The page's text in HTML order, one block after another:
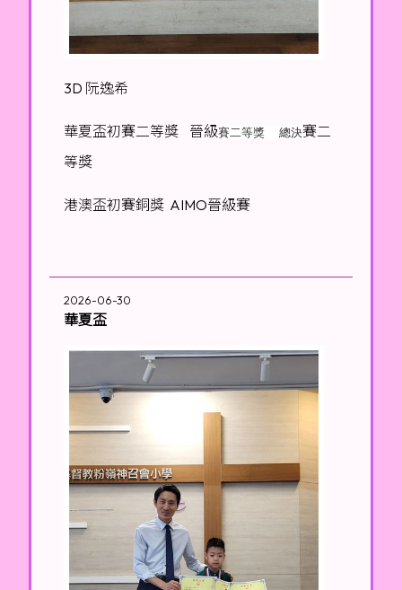
3D 阮逸希
華夏盃初賽二等獎 晉級賽二等獎 總決賽二
等獎
港澳盃初賽銅獎 AIMO晉級賽
2026-06-30
華夏盃